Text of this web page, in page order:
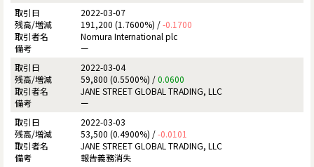
2022-03-07
191,200 (1.7600%) /-0.1700
Nomura International plc
ー
2022-03-04
59,800 (0.5500%) /0.0600
JANE STREET GLOBAL TRADING, LLC
ー
2022-03-03
53,500 (0.4900%) /-0.0101
JANE STREET GLOBAL TRADING, LLC
報告義務消失